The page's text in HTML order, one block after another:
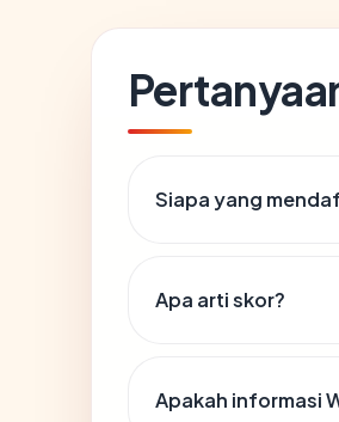
Siapa yang
Apa arti skor?
Apakah informasi